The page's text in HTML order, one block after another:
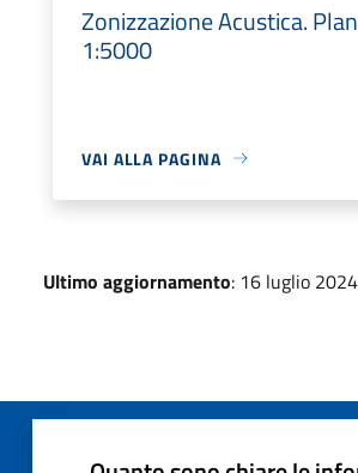
Zonizzazione Acustica.
1:5000
VAI ALLA PAGINA
Ultimo aggiornamento: 16 luglio